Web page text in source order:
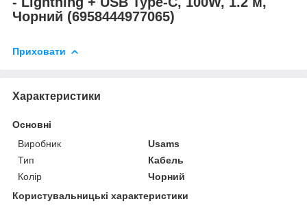
Чорний (6958444977065)
Приховати
Характеристики
Основні
Виробник
Usams
Тип
Кабель
Колір
Чорний
Користувальницькі характеристики